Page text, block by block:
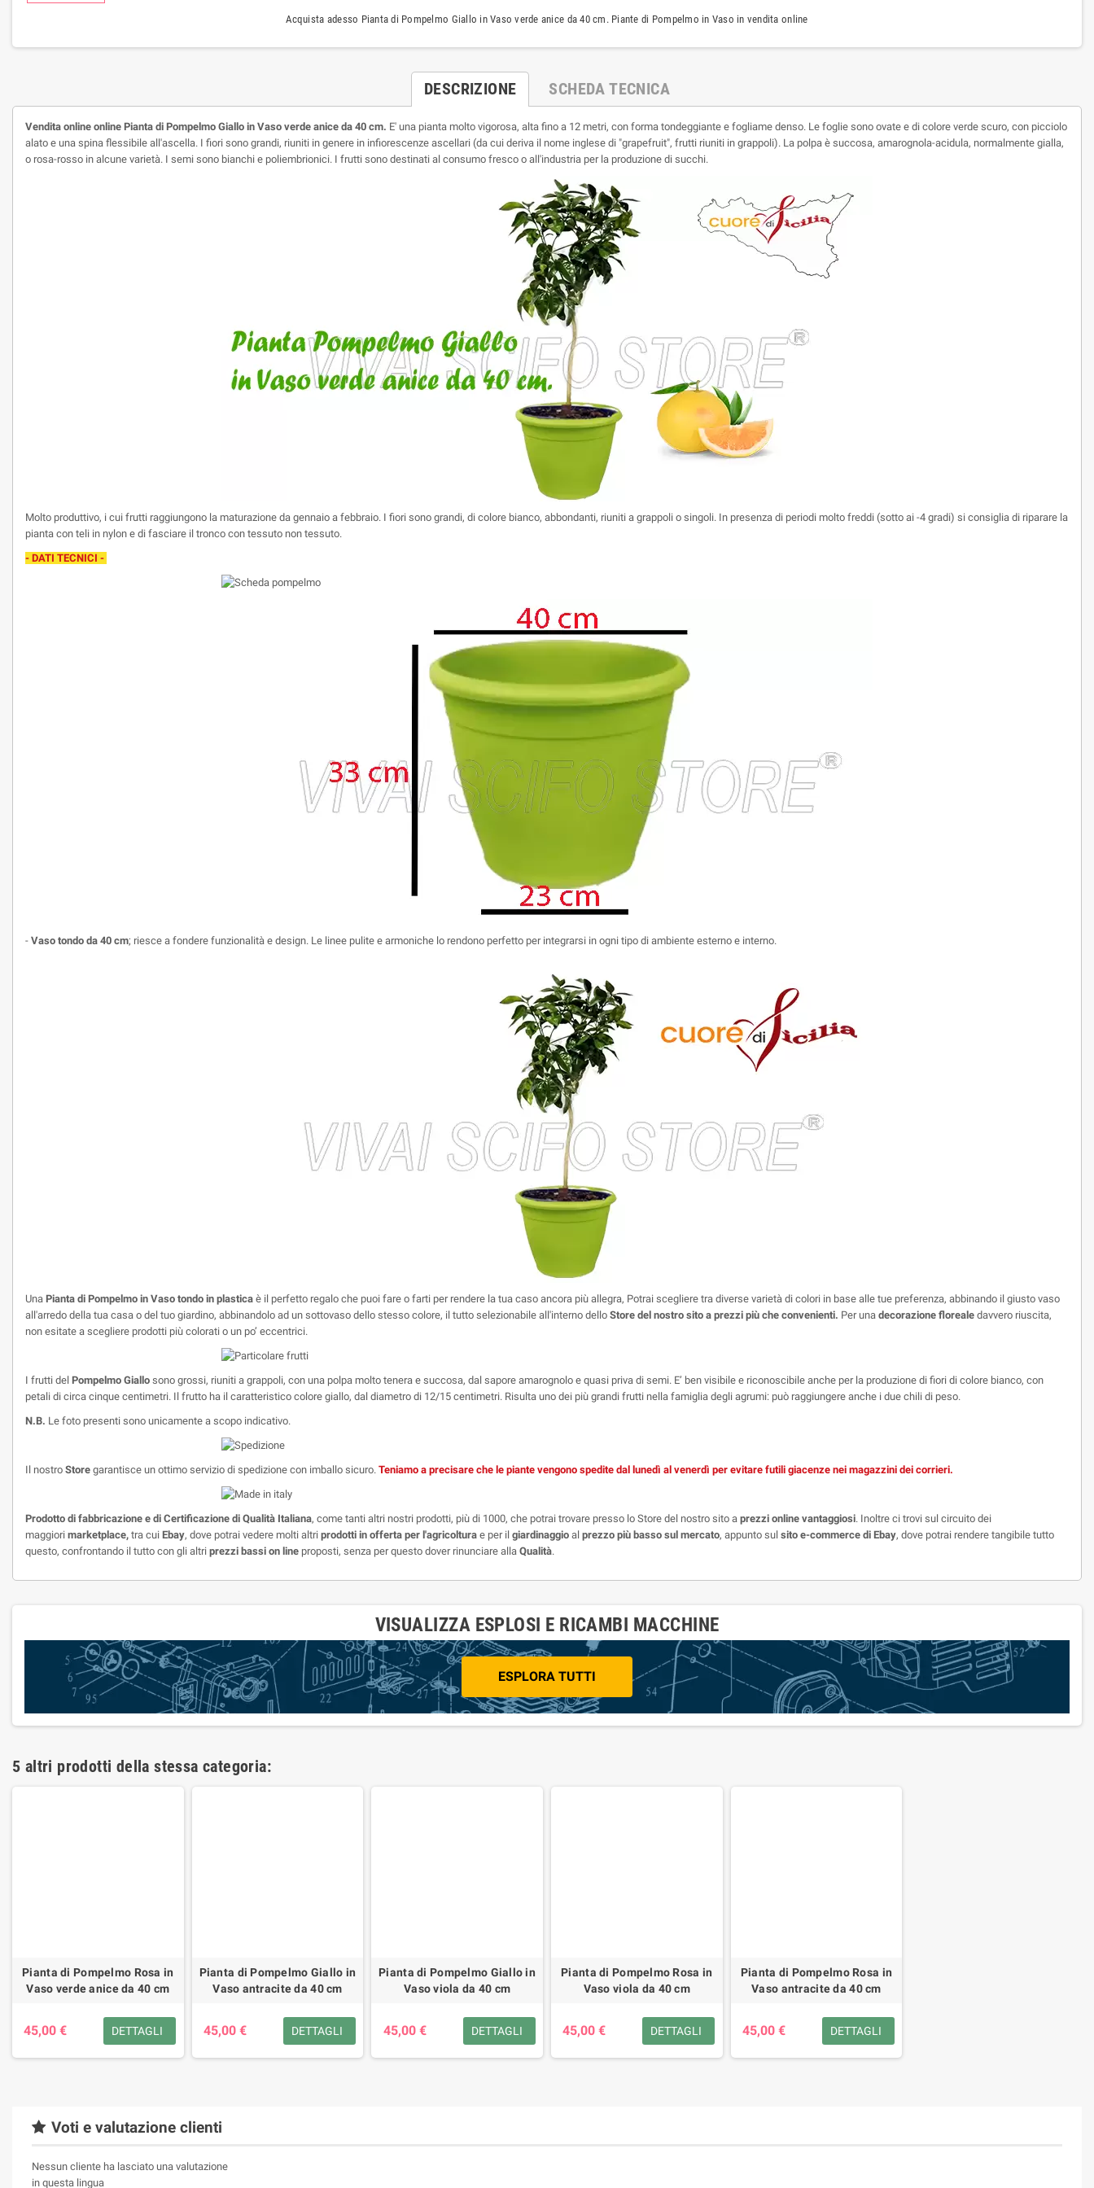
Acquista adesso Pianta di Pompelmo Giallo in Vaso verde anice da 40 cm. Piante di Pompelmo in Vaso in vendita online
DESCRIZIONE SCHEDA TECNICA
Vendita online online Pianta di Pompelmo Giallo in Vaso verde anice da 40 cm. E' una pianta molto vigorosa, alta fino a 12 metri, con forma tondeggiante e fogliame denso. Le foglie sono ovate e di colore verde scuro, con picciolo
alato e una spina flessibile all'ascella. I fiori sono grandi, riuniti in genere in infiorescenze ascellari (da cui deriva il nome inglese di "grapefruit", frutti riuniti in grappoli). La polpa è succosa, amarognola-acidula, normalmente gialla,
o rosa-rosso in alcune varietà. I semi sono bianchi e poliembrionici. I frutti sono destinati al consumo fresco o all'industria per la produzione di succhi.
Molto produttivo, i cui frutti raggiungono la maturazione da gennaio a febbraio. I fiori sono grandi, di colore bianco, abbondanti, riuniti a grappoli o singoli. In presenza di periodi molto freddi (sotto ai -4 gradi) si consiglia di riparare la
pianta con teli in nylon e di fasciare il tronco con tessuto non tessuto.
- DATI TECNICI -
- Vaso tondo da 40 cm; riesce a fondere funzionalità e design. Le linee pulite e armoniche lo rendono perfetto per integrarsi in ogni tipo di ambiente esterno e interno.
Una Pianta di Pompelmo in Vaso tondo in plastica è il perfetto regalo che puoi fare o farti per rendere la tua caso ancora più allegra, Potrai scegliere tra diverse varietà di colori in base alle tue preferenza, abbinando il giusto vaso
all'arredo della tua casa o del tuo giardino, abbinandolo ad un sottovaso dello stesso colore, il tutto selezionabile all'interno dello Store del nostro sito a prezzi più che convenienti. Per una decorazione floreale davvero riuscita,
non esitate a scegliere prodotti più colorati o un po’ eccentrici.
I frutti del Pompelmo Giallo sono grossi, riuniti a grappoli, con una polpa molto tenera e succosa, dal sapore amarognolo e quasi priva di semi. E’ ben visibile e riconoscibile anche per la produzione di fiori di colore bianco, con
petali di circa cinque centimetri. Il frutto ha il caratteristico colore giallo, dal diametro di 12/15 centimetri. Risulta uno dei più grandi frutti nella famiglia degli agrumi: può raggiungere anche i due chili di peso.
N.B. Le foto presenti sono unicamente a scopo indicativo.
Il nostro Store garantisce un ottimo servizio di spedizione con imballo sicuro. Teniamo a precisare che le piante vengono spedite dal lunedì al venerdì per evitare futili giacenze nei magazzini dei corrieri.
Prodotto di fabbricazione e di Certificazione di Qualità Italiana, come tanti altri nostri prodotti, più di 1000, che potrai trovare presso lo Store del nostro sito a prezzi online vantaggiosi. Inoltre ci trovi sul circuito dei
maggiori marketplace, tra cui Ebay, dove potrai vedere molti altri prodotti in offerta per l'agricoltura e per il giardinaggio al prezzo più basso sul mercato, appunto sul sito e-commerce di Ebay, dove potrai rendere tangibile tutto
questo, confrontando il tutto con gli altri prezzi bassi on line proposti, senza per questo dover rinunciare alla Qualità.
VISUALIZZA ESPLOSI E RICAMBI MACCHINE
ESPLORA TUTTI
5 altri prodotti della stessa categoria:
Pianta di Pompelmo Rosa in
Vaso verde anice da 40 cm
45,00 € DETTAGLI
Pianta di Pompelmo Giallo in
Vaso antracite da 40 cm
45,00 € DETTAGLI
Pianta di Pompelmo Giallo in
Vaso viola da 40 cm
45,00 € DETTAGLI
Pianta di Pompelmo Rosa in
Vaso viola da 40 cm
45,00 € DETTAGLI
Pianta di Pompelmo Rosa in
Vaso antracite da 40 cm
45,00 € DETTAGLI
Voti e valutazione clienti
Nessun cliente ha lasciato una valutazione
in questa lingua